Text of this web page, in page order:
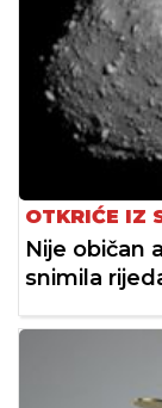
OTKRIĆE IZ
Nije običan
snimila